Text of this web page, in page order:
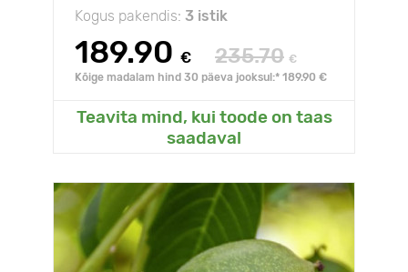
Kogus pakendis: 3 istik
189.90 € 235.70 €
Kõige madalam hind 30 päeva jooksul:* 189.90 €
Teavita mind, kui toode on taas
saadaval